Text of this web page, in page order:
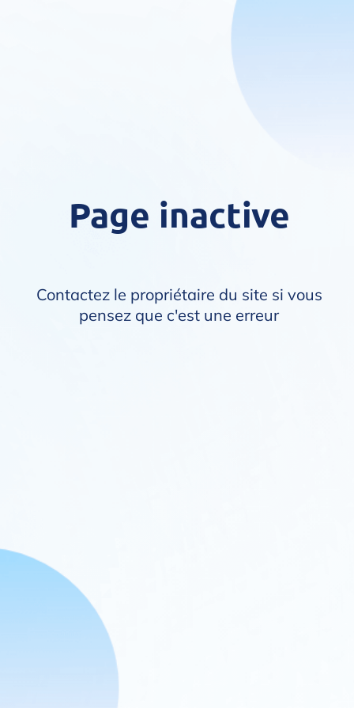
Page inactive
Contactez le propriétaire du site si vous
pensez que c'est une erreur